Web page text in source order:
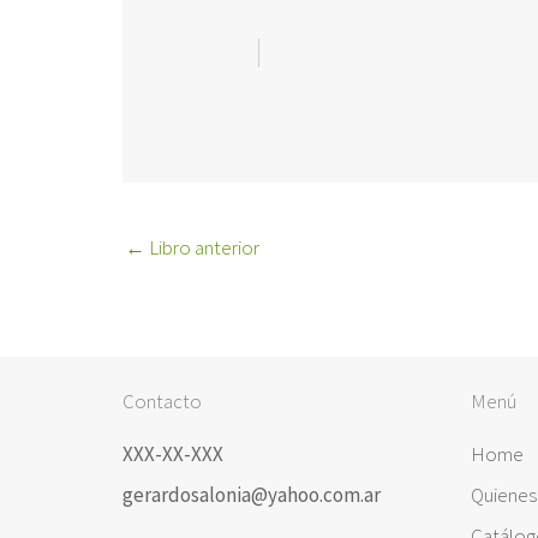
← Libro anterior
Contacto
XXX-XX-XXX
gerardosalonia@yahoo.com.ar
Menú
Home